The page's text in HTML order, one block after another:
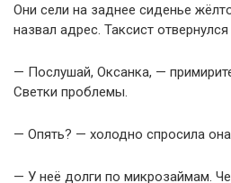
Они сели на заднее сиденье
назвал адрес. Таксист отвернулся
— Послушай, Оксанка, —
Светки проблемы.
— Опять? — холодно спросила
— У неё долги по микрозаймам.